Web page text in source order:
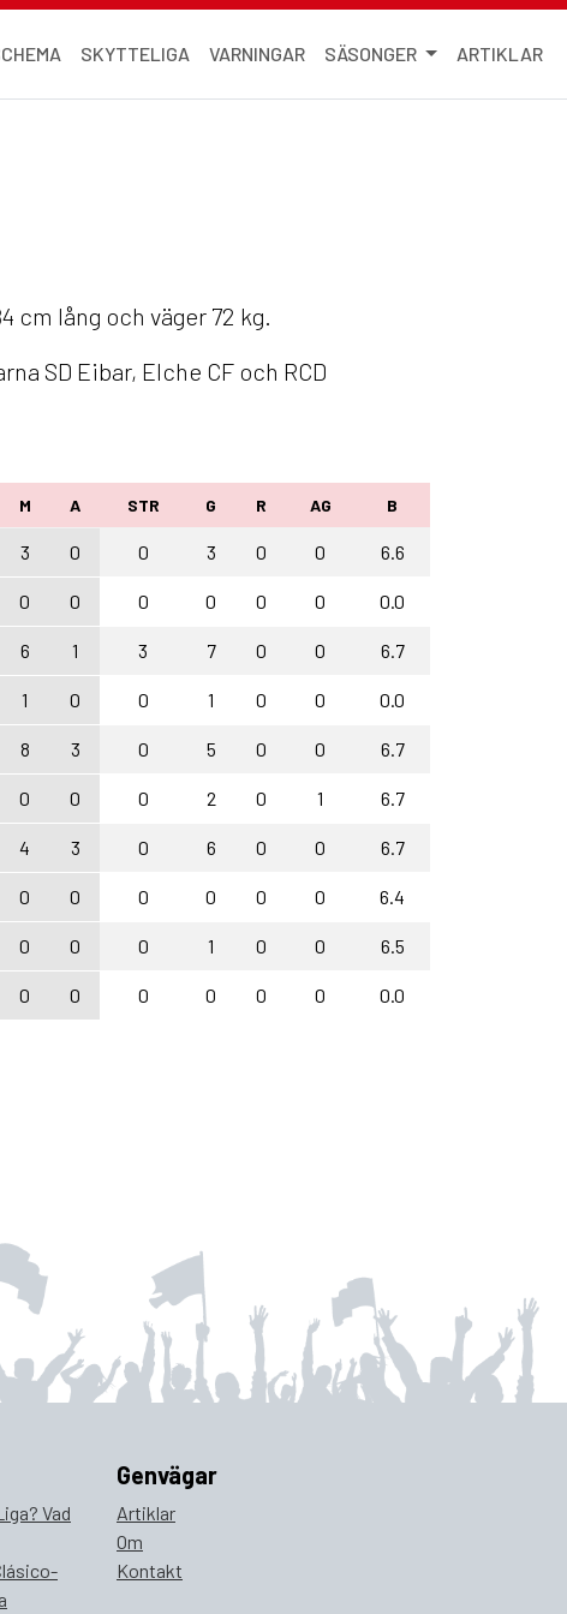
SKYTTELIGA VARNINGAR SÄSONGER ARTIKLAR
cm lång och väger 72 kg.
SD Eibar, Elche CF och RCD
M A STR G R AG B
3 0 0 3 0 0 6.6
0 0 0 0 0 0 0.0
6 1 3 7 0 0 6.7
1 0 0 1 0 0 0.0
8 3 0 5 0 0 6.7
0 0 0 2 0 1 6.7
4 3 0 6 0 0 6.7
0 0 0 0 0 0 6.4
0 0 0 1 0 0 6.5
0 0 0 0 0 0 0.0
Vad
Genvägar
Artiklar
Om
Kontakt